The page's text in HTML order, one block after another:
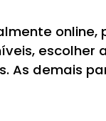
online,
demais